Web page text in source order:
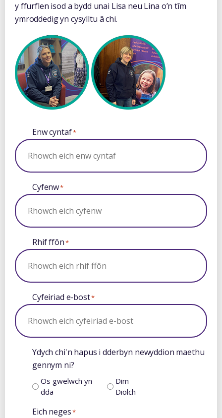
y ffurflen isod a bydd unai Lisa neu Lina o’n tîm
ymroddedig yn cysylltu â chi.
Enw cyntaf*
Cyfenw*
Rhif ffôn*
Cyfeiriad e-bost*
Ydych chi'n hapus i dderbyn newyddion maethu
gennym ni?
Os gwelwch yn
dda
Dim
Diolch
Eich neges*